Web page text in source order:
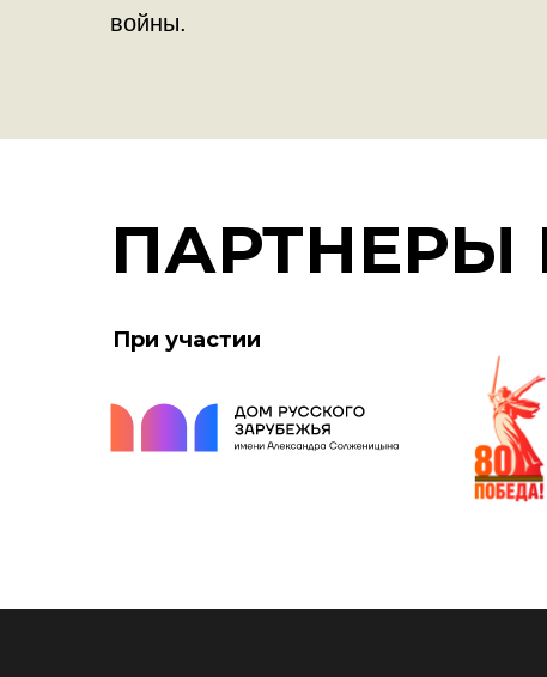
войны.
ПАРТНЕРЫ
При участии